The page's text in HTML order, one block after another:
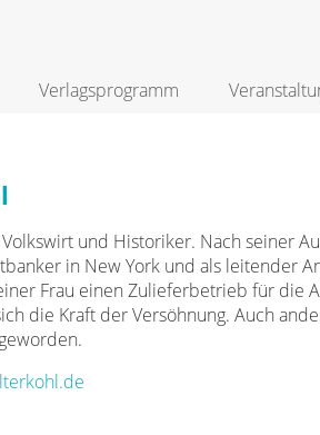
Verlagsprogramm
und Historiker. Nach seiner
in New York und als leitender
Frau einen Zulieferbetrieb für die
die Kraft der Versöhnung. Auch